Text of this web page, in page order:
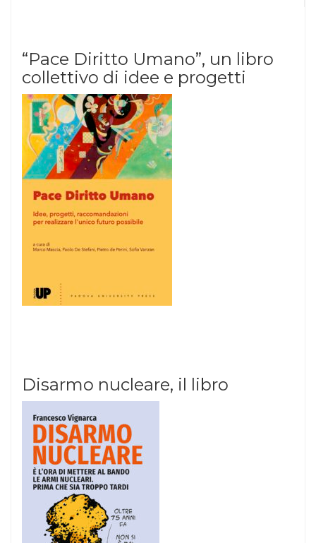
“Pace Diritto Umano”, un libro
collettivo di idee e progetti
Disarmo nucleare, il libro